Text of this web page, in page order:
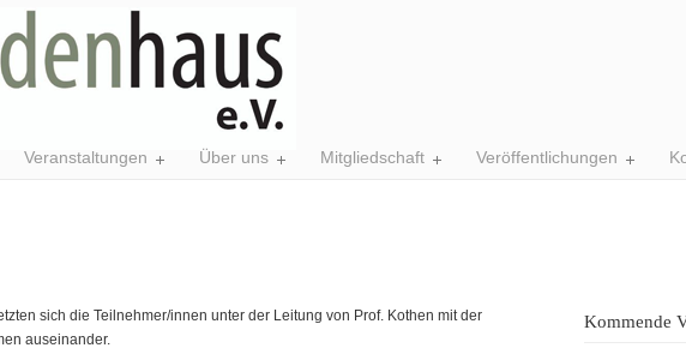
Veranstaltungen Über uns Mitgliedschaft Veröffentlichungen
sich die Teilnehmer/innen unter der Leitung von Prof. Kothen mit der
auseinander.
Kommende